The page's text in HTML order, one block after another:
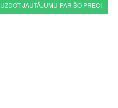
UZDOT JAUTĀJUMU PAR ŠO PRECI